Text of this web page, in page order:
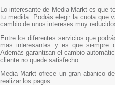
Lo interesante de Media Markt es que
tu medida. Podrás elegir la cuota que
cambio de unos intereses muy
Entre los diferentes servicios que
más interesantes y es que siempre
Además garantizan el cambio
cliente no quede satisfecho.
Media Markt ofrece un gran abanico
realizar los pagos.